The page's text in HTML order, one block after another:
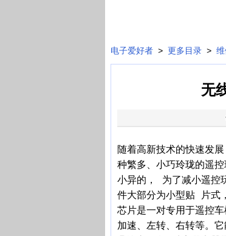
电子爱好者 >更多目录 >
无
随着高新技术的快速发
种繁多、小巧玲珑的遥
小异的， 为了减小遥控
件大部分为小型贴 片式
芯片是一对专用于遥控
加速、左转、右转等。